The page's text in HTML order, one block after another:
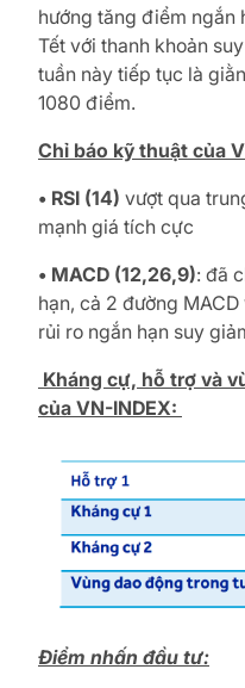
hướng tăng điểm ngắn
Tết với thanh khoản
tuần này tiếp tục là
1080 điểm.
Chỉ báo kỹ thuật của
• RSI (14) vượt qua
mạnh giá tích cực
• MACD (12,26,9): đã
hạn, cả 2 đường
rủi ro ngắn hạn suy
Kháng cự, hỗ trợ và
của VN-INDEX:
Điểm nhấn đầu tư: